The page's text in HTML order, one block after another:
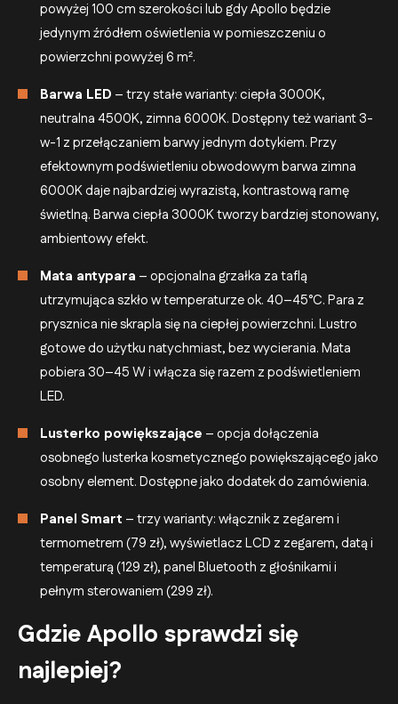
powyżej 100 cm szerokości lub gdy Apollo będzie
jedynym źródłem oświetlenia w pomieszczeniu o
powierzchni powyżej 6 m².
Barwa LED – trzy stałe warianty: ciepła 3000K,
neutralna 4500K, zimna 6000K. Dostępny też wariant 3-
w-1 z przełączaniem barwy jednym dotykiem. Przy
efektownym podświetleniu obwodowym barwa zimna
6000K daje najbardziej wyrazistą, kontrastową ramę
świetlną. Barwa ciepła 3000K tworzy bardziej stonowany,
ambientowy efekt.
Mata antypara – opcjonalna grzałka za taflą
utrzymująca szkło w temperaturze ok. 40–45°C. Para z
prysznica nie skrapla się na ciepłej powierzchni. Lustro
gotowe do użytku natychmiast, bez wycierania. Mata
pobiera 30–45 W i włącza się razem z podświetleniem
LED.
Lusterko powiększające – opcja dołączenia
osobnego lusterka kosmetycznego powiększającego jako
osobny element. Dostępne jako dodatek do zamówienia.
Panel Smart – trzy warianty: włącznik z zegarem i
termometrem (79 zł), wyświetlacz LCD z zegarem, datą i
temperaturą (129 zł), panel Bluetooth z głośnikami i
pełnym sterowaniem (299 zł).
Gdzie Apollo sprawdzi się
najlepiej?